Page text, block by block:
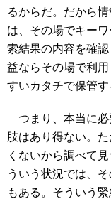
るからだ。だから
は、その場でキー
索結果の内容を確
益ならその場で利
すいカタチで保管す
つまり、本当に必
肢はあり得ない。
くないから調べて
ういう状況では、
もある。そういう